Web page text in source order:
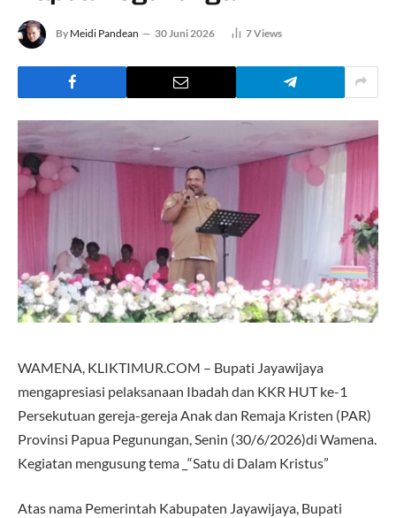
By Meidi Pandean 30 Juni 2026 7Views
WAMENA, KLIKTIMUR.COM – Bupati Jayawijaya
mengapresiasi pelaksanaan Ibadah dan KKR HUT ke-1
Persekutuan gereja-gereja Anak dan Remaja Kristen (PAR)
Provinsi Papua Pegunungan, Senin (30/6/2026)di Wamena.
Kegiatan mengusung tema _“Satu di Dalam Kristus”
Atas nama Pemerintah Kabupaten Jayawijaya, Bupati